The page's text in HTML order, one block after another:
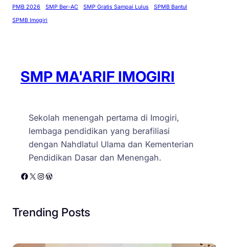
PMB 2026 SMP Ber-AC SMP Gratis Sampai Lulus
SPMB Bantul
SPMB Imogiri
SMP MA'ARIF IMOGIRI
Sekolah menengah pertama di Imogiri,
lembaga pendidikan yang berafiliasi
dengan Nahdlatul Ulama dan Kementerian
Pendidikan Dasar dan Menengah.
Facebook X Instagram WordPress
Trending Posts